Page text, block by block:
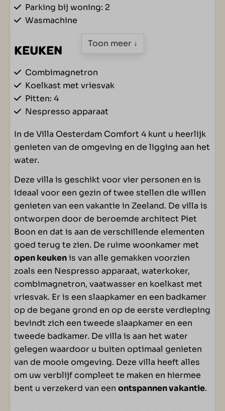
Parking bij woning: 2
Wasmachine
KEUKEN
Combimagnetron
Koelkast met vriesvak
Pitten: 4
Nespresso apparaat
Waterkoker
SLAAPKAMER
Eénpersoonsbed(den): 4
Boxspringbedden
Slaapkamer(s) op begane grond: 1
Slaapkamer(s) op verdieping: 1
WOONRUIMTE
Televisie
SANITAIR
Apart toilet beneden: 1
Toilet(ten) in badkamer(s): 1
Badkamer(s) beneden: 1
Badkamer(s) boven: 1
Douchecabine(s): 2
Toon meer ↓
In de Villa Oesterdam Comfort 4 kunt u heerlijk
genieten van de omgeving en de ligging aan het
water.
Deze villa is geschikt voor vier personen en is
ideaal voor een gezin of twee stellen die willen
genieten van een vakantie in Zeeland. De villa is
ontworpen door de beroemde architect Piet
Boon en dat is aan de verschillende elementen
goed terug te zien. De ruime woonkamer met
open keukenis van alle gemakken voorzien
zoals een Nespresso apparaat, waterkoker,
combimagnetron, vaatwasser en koelkast met
vriesvak. Er is een slaapkamer en een badkamer
op de begane grond en op de eerste verdieping
bevindt zich een tweede slaapkamer en een
tweede badkamer. De villa is aan het water
gelegen waardoor u buiten optimaal genieten
van de mooie omgeving. Deze villa heeft alles
om uw verblijf compleet te maken en hiermee
bent u verzekerd van een ontspannen vakantie.